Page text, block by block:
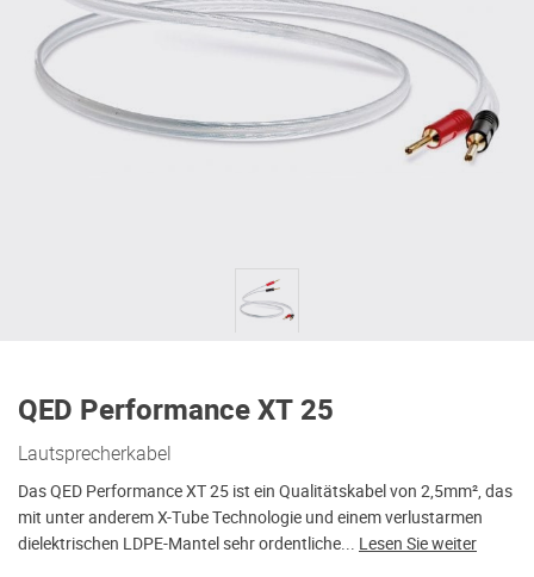
QED Performance XT 25
Lautsprecherkabel
Das QED Performance XT 25 ist ein Qualitätskabel von 2,5mm², das
mit unter anderem X-Tube Technologie und einem verlustarmen
dielektrischen LDPE-Mantel sehr ordentliche... Lesen Sie weiter